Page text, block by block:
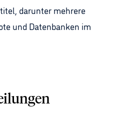
darunter mehrere
und Datenbanken im